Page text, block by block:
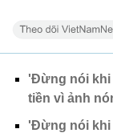
'Đừng nói khi
tiền vì ảnh
'Đừng nói khi